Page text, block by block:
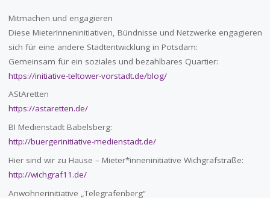
Mitmachen und engagieren
Diese MieterInneninitiativen, Bündnisse und Netzwerke engagieren
sich für eine andere Stadtentwicklung in Potsdam:
Gemeinsam für ein soziales und bezahlbares Quartier:
https://initiative-teltower-vorstadt.de/blog/
AStAretten
https://astaretten.de/
BI Medienstadt Babelsberg:
http://buergerinitiative-medienstadt.de/
Hier sind wir zu Hause – Mieter*inneninitiative Wichgrafstraße:
http://wichgraf11.de/
Anwohnerinitiative „Telegrafenberg“